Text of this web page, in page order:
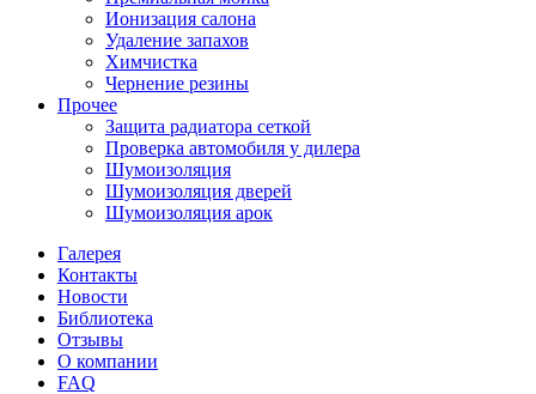
Ионизация салона
Удаление запахов
Химчистка
Чернение резины
Прочее
Защита радиатора сеткой
Проверка автомобиля у дилера
Шумоизоляция
Шумоизоляция дверей
Шумоизоляция арок
Галерея
Контакты
Новости
Библиотека
Отзывы
О компании
FAQ